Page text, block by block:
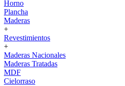
Horno
Plancha
Maderas
+
Revestimientos
+
Maderas Nacionales
Maderas Tratadas
MDF
Cielorraso